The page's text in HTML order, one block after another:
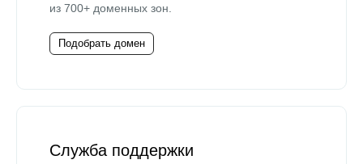
из 700+ доменных зон.
Подобрать домен
Служба поддержки